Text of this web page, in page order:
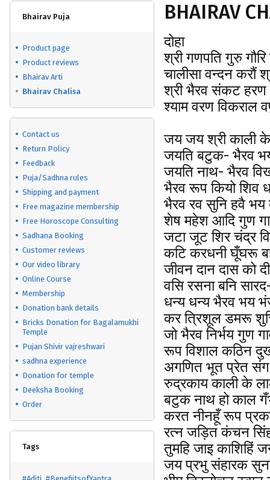
Bhairav Puja
Product page
Product reviews
Bhairav Arti
Bhairav Chalisa
Contact us
Return Policy
Feedback
Puja/Sadhna rules
Shipping and payment
Free magazine membership
Free Horoscope Consulting
Sadhana Booking
Customer reviews
Our video library
Online Course
Membership
Donation bank details
Bricks Donation for Bagalamukhi
Temple
Pujan Shivir vajreshwari
sadhna experience
Donation for temple
Deeksha Booking
Order
Tags
BHAIRAV
दोहा
श्री गणपति गुरु
चालीसा वन्दन करौं
श्री भैरव संकट
श्याम वरण विकराल
जय जय श्री काली
जयति बटुक- भैरव
जयति नाथ- भैरव
भैरव रूप कियो शिव
भैरव रव सुनि हवै भय
शेष महेश आदि गुण
जटा जूट शिर चंद्र
कटि करधनी घूँघरू
जीवन दान दास को
वसि रसना बनि
धन्य धन्य भैरव
कर त्रिशूल डमरू
जो भैरव निर्भय गुण
रूप विशाल कठिन
अगणित भूत प्रेत
रुद्रकाय काली के
बटुक नाथ हो काल
करत नीनहूँ रूप
रत्न जड़ित कंचन
तुमहि जाइ काशिहिं
जय प्रभु संहारक